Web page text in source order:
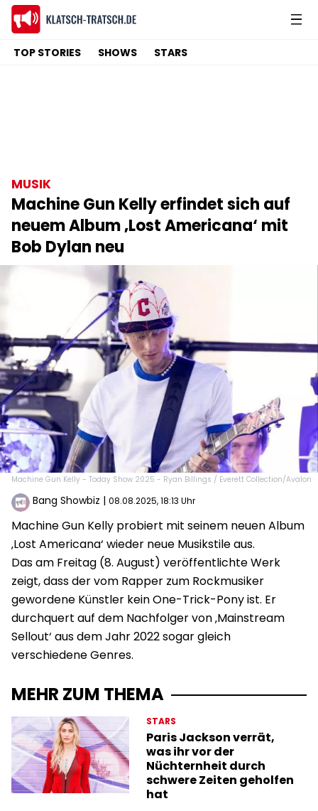
TOP STORIES SHOWS STARS
MUSIK
Machine Gun Kelly erfindet sich auf
neuem Album ‚Lost Americana‘ mit
Bob Dylan neu
Machine Gun Kelly - Today Show 2025 - Ryan Billings / Everett Collection/Avalon
Bang Showbiz | 08.08.2025, 18:13 Uhr
Machine Gun Kelly probiert mit seinem neuen Album
‚Lost Americana‘ wieder neue Musikstile aus.
Das am Freitag (8. August) veröffentlichte Werk
zeigt, dass der vom Rapper zum Rockmusiker
gewordene Künstler kein One-Trick-Pony ist. Er
durchquert auf dem Nachfolger von ‚Mainstream
Sellout‘ aus dem Jahr 2022 sogar gleich
verschiedene Genres.
MEHR ZUM THEMA
STARS
Paris Jackson verrät,
was ihr vor der
Nüchternheit durch
schwere Zeiten geholfen
hat